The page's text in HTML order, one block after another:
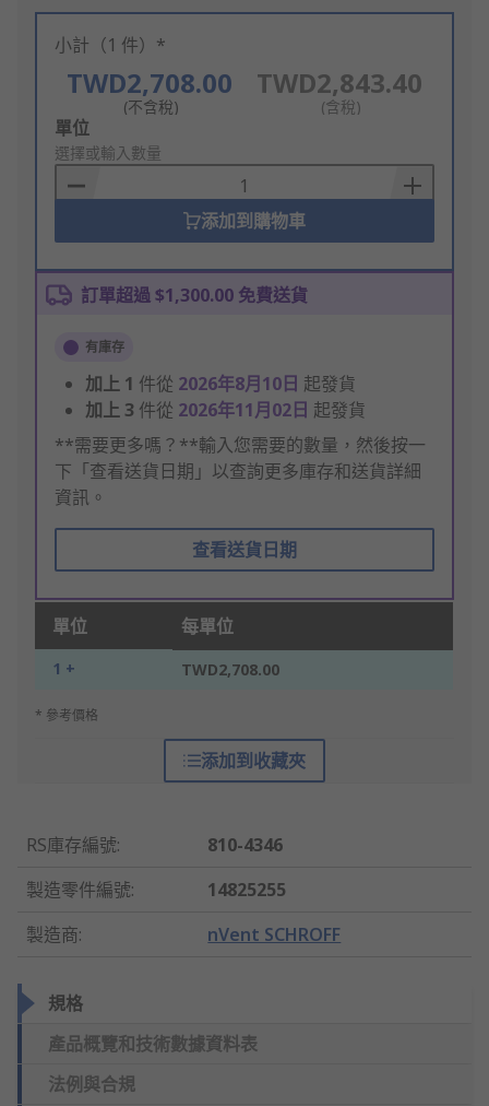
小計（1 件）*
TWD2,708.00
(不含稅)
TWD2,843.40
(含稅)
Add
to
Basket
單位
選擇或輸入數量
添加到購物車
訂單超過 $1,300.00 免費送貨
有庫存
加上 1 件從 2026年8月10日 起發貨
加上3 件從 2026年11月02日 起發貨
**需要更多嗎？**輸入您需要的數量，然後按一
下「查看送貨日期」以查詢更多庫存和送貨詳細
資訊。
查看送貨日期
單位 每單位
1 + TWD2,708.00
* 參考價格
添加到收藏夾
RS庫存編號:
810-4346
製造零件編號:
14825255
製造商: nVent SCHROFF
規格
產品概覽和技術數據資料表
法例與合規